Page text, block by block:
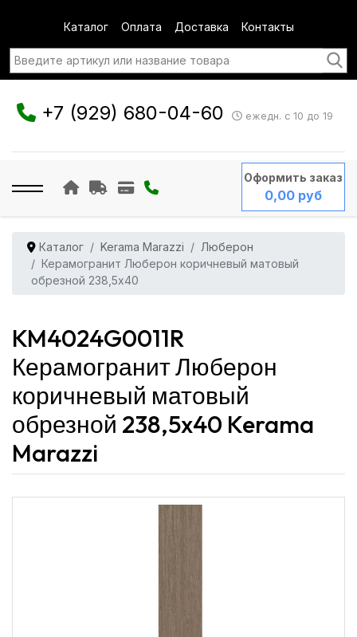
Каталог Оплата Доставка Контакты
+7 (929) 680-04-60 ежедн. с 10 до 19
Оформить заказ
0,00 руб
Каталог Kerama Marazzi
Люберон
Керамогранит Люберон коричневый матовый
обрезной 238,5x40
KM4024G0011R
Керамогранит Люберон
коричневый матовый
обрезной 238,5x40 Kerama
Marazzi